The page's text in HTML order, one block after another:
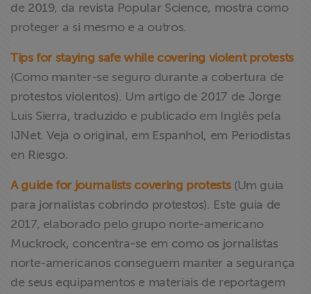
de 2019, da revista Popular Science, mostra como
proteger a si mesmo e a outros.
Tips for staying safe while covering violent protests
(Como manter-se seguro durante a cobertura de
protestos violentos). Um artigo de 2017 de Jorge
Luis Sierra, traduzido e publicado em Inglês pela
IJNet. Veja o original, em Espanhol, em Periodistas
en Riesgo.
A guide for journalists covering protests(Um guia
para jornalistas cobrindo protestos). Este guia de
2017, elaborado pelo grupo norte-americano
Muckrock, concentra-se em como os jornalistas
norte-americanos conseguem manter a segurança
de seus equipamentos e materiais de reportagem